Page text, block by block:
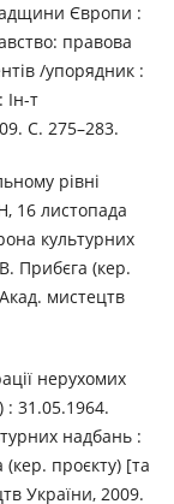
Європи :
правова
/упорядник :
Ін-т
С. 275–283.
рівні
16 листопада
культурних
Прибєга (кер.
Акад. мистецтв
нерухомих
: 31.05.1964.
надбань :
проєкту) [та
України, 2009.